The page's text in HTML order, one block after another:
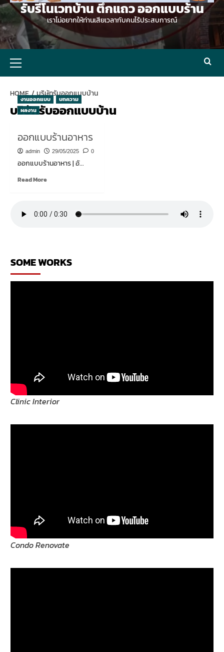
รับรีโนเวทบ้าน ตึกแถว ออกแบบร้าน
เราไม่อยากให้ท่านเสียเวลากับคนไร้ประสบการณ์
Menu
HOME บริษัทรับออกแบบบ้าน
บริษัทรับออกแบบบ้าน
งานออกแบบ
บทความ
ผลงาน
ออกแบบร้านอาหาร
admin 29/05/2025 0
ออกแบบร้านอาหาร | อั...
Read MoreRead
ร้าน
SOME WORKS
Clinic Interior
Condo Renovate